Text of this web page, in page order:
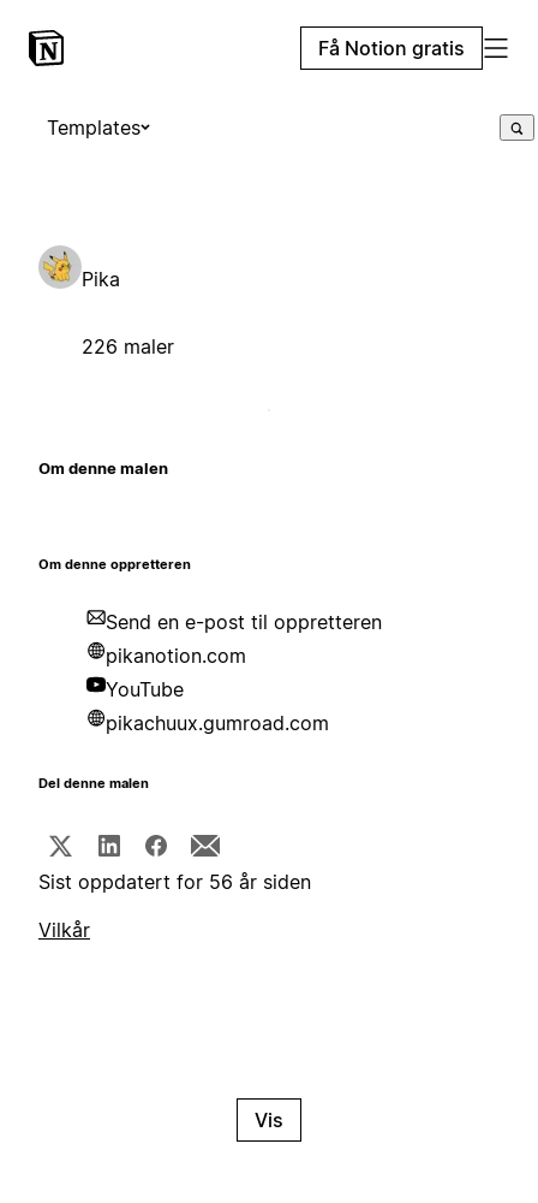
Få Notion gratis
Templates
Pika
226 maler
Om denne malen
Om denne oppretteren
Send en e-post til oppretteren
pikanotion.com
YouTube
pikachuux.gumroad.com
Del denne malen
Sist oppdatert for 56 år siden
Vilkår
Vis